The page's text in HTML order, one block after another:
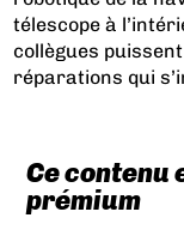
télescope à
collègues
réparations qui
Ce contenu
prémium